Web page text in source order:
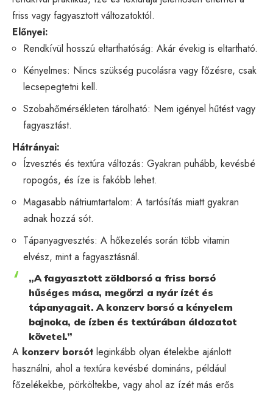
friss vagy fagyasztott változatoktól.
Előnyei:
Rendkívül hosszú eltarthatóság: Akár évekig is eltartható.
Kényelmes: Nincs szükség pucolásra vagy főzésre, csak
lecsepegtetni kell.
Szobahőmérsékleten tárolható: Nem igényel hűtést vagy
fagyasztást.
Hátrányai:
Ízvesztés és textúra változás: Gyakran puhább, kevésbé
ropogós, és íze is fakóbb lehet.
Magasabb nátriumtartalom: A tartósítás miatt gyakran
adnak hozzá sót.
Tápanyagvesztés: A hőkezelés során több vitamin
elvész, mint a fagyasztásnál.
„A fagyasztott zöldborsó a friss borsó
hűséges mása, megőrzi a nyár ízét és
tápanyagait. A konzerv borsó a kényelem
bajnoka, de ízben és textúrában áldozatot
követel.”
A konzerv borsót leginkább olyan ételekbe ajánlott
használni, ahol a textúra kevésbé domináns, például
főzelékekbe, pörköltekbe, vagy ahol az ízét más erős